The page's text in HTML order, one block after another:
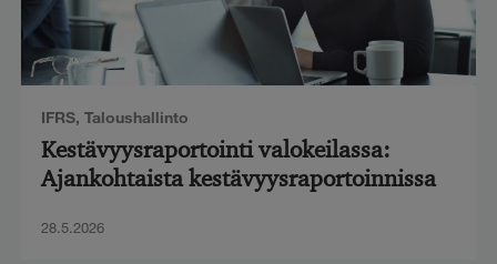
IFRS, Taloushallinto
Kestävyysraportointi valokeilassa:
Ajankohtaista kestävyysraportoinnissa
28.5.2026